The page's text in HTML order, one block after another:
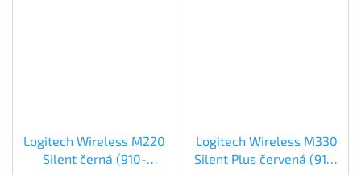
Logitech Wireless M220
Silent černá (910-
Logitech Wireless M330
Silent Plus červená (910-